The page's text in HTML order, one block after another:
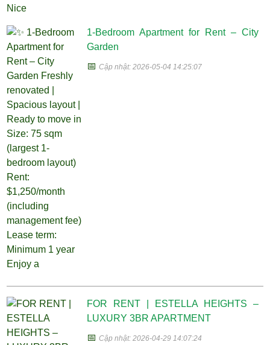
Nice
1-Bedroom Apartment for Rent – City
Garden
📅Cập nhật: 2026-05-04 14:25:07
FOR RENT | ESTELLA HEIGHTS –
LUXURY 3BR APARTMENT
📅Cập nhật: 2026-04-29 14:07:24